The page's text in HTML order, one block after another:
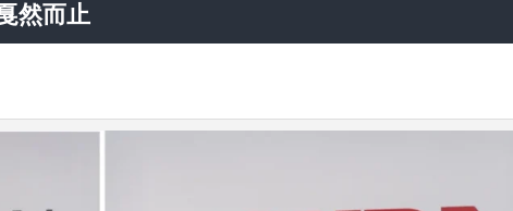
然而止